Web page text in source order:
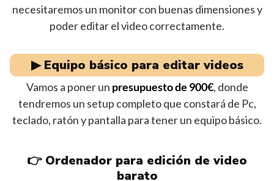
necesitaremos un monitor con buenas dimensiones y
poder editar el video correctamente.
▶︎ Equipo básico para editar videos
Vamos a poner un presupuesto de 900€, donde
tendremos un setup completo que constará de Pc,
teclado, ratón y pantalla para tener un equipo básico.
👉 Ordenador para edición de video
barato